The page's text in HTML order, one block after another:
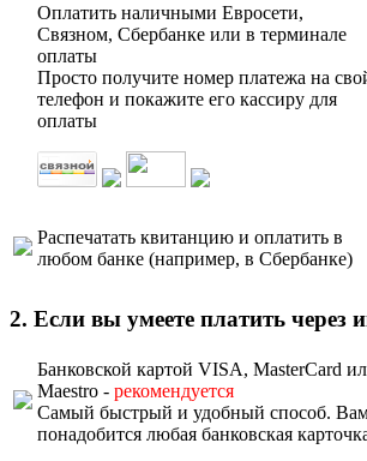
Оплатить наличными Евросети,
Связном, Сбербанке или в терминале
оплаты
Просто получите номер платежа на
телефон и покажите его кассиру для
оплаты
Распечатать квитанцию и оплатить в
любом банке (например, в Сбербанке)
2. Если вы умеете платить через
Банковской картой VISA, MasterCard
Maestro - рекомендуется
Самый быстрый и удобный способ.
понадобится любая банковская